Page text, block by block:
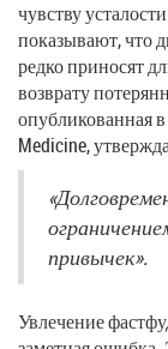
чувству
показывают, что
редко приносят
возврату
опубликованная
Medicine,
привычек».
Увлечение